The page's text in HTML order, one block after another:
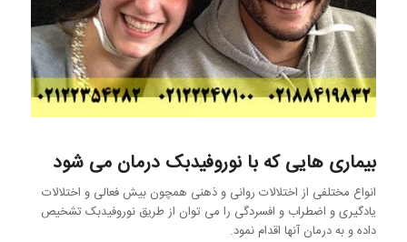
بیماری هایی که با نوروفیدبک درمان می شود
انواع مختلفی از اختلالات روانی و ذهنی همچون بیش فعالی و اختلالات
یادگیری و اضطراب و افسردگی را می توان از طریق نوروفیدبک تشخیص
داده و به درمان آنها اقدام نمود.